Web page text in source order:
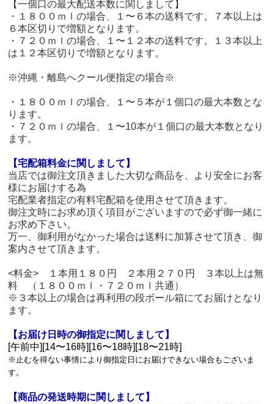
【一個口の最大配送本数に関しまして】
・１８００ｍｌの場合、１〜６本の送料です。７本以上は
６本区切りで増額となります。
・７２０ｍｌの場合、１〜１２本の送料です。１３本以上
は１２本区切りで増額となります。
※沖縄・離島へクール便指定の場合※
・１８００ｍｌの場合、１〜５本が１個口の最大本数とな
ります。
・７２０ｍｌの場合、１〜10本が１個口の最大本数となり
ます。
【宅配箱料金に関しまして】
当店では御注文頂きました大切な商品を、より安全にお客
様にお届けする為
宅配業者指定の有料宅配箱を使用させて頂きます。
御注文時にお求め頂く項目がございますので必ず御一緒に
お求め下さい。
万一、御利用がなかった場合は送料に加算させて頂き、御
案内させて頂きます。
<料金> １本用１８０円 ２本用２７０円 ３本以上は無
料 （１８００ｍｌ・７２０ｍｌ共通）
※３本以上の場合は再利用の段ボール箱にてお届けとなり
ます。
【お届け日時の御指定に関しまして】
[午前中][14〜16時][16〜18時][18〜21時]
※止むを得ない事情により御指定日にお届けできない場合もございま
す。
【商品の発送時期に関しまして】